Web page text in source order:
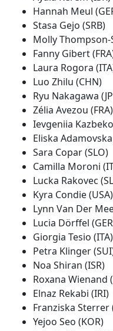
Hannah Meul
Stasa Gejo (SRB)
Molly Thompson-
Fanny Gibert
Laura Rogora
Luo Zhilu (CHN)
Ryu Nakagawa
Zélia Avezou (FRA)
Ievgeniia
Eliska Adamovska
Sara Copar (SLO)
Camilla Moroni
Lucka Rakovec
Kyra Condie (USA)
Lynn Van Der
Lucia Dörffel
Giorgia Tesio (ITA)
Petra Klinger
Noa Shiran (ISR)
Roxana Wienand
Elnaz Rekabi (IRI)
Franziska Sterrer
Yejoo Seo (KOR)